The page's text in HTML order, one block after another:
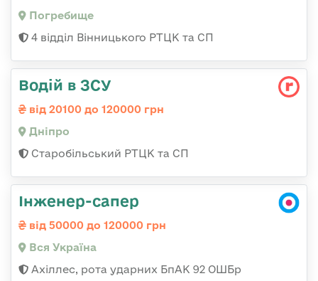
Погребище
4 відділ Вінницького РТЦК та СП
Водій в ЗСУ
від 20100 до 120000 грн
Дніпро
Старобільський РТЦК та СП
Інженер-сапер
від 50000 до 120000 грн
Вся Україна
Ахіллес, рота ударних БпАК 92 ОШБр